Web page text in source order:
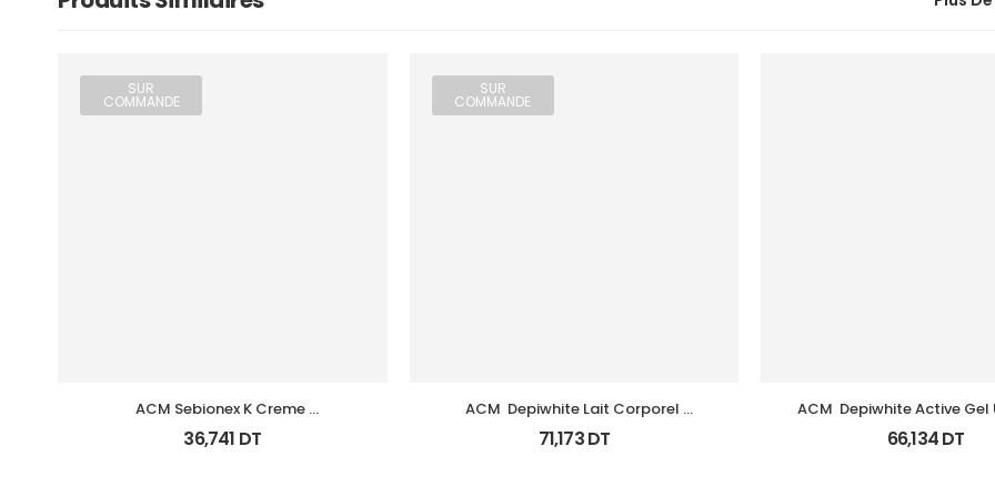
SUR
COMMANDE
ACM Sebionex K Creme
Keratoregulatrice Vis 40Ml
36,741 DT
SUR
COMMANDE
ACM  Depiwhite Lait Corporel
Eclaircissant 200Ml
71,173DT
ACM  Depiwhite Active
Anti Taches 40Ml
66,134DT